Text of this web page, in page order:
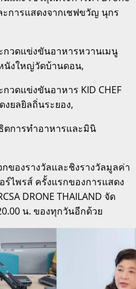
ะการแสดงจากเชฟขวัญ นุกร
กวดแข่งขันอาหารหวานเมนู
นังใหญ่วัดบ้านดอน,
วดแข่งขันอาหาร KID CHEF
งยลยิลถิ่นระยอง,
ตการทำอาหารและมินิ
ของรางวัลและชิงรางวัลมูลค่า
ร์ไพรส์ ครั้งแรกของการแสดง
DRONE THAILAND จัด
น. ของทุกวันอีกด้วย